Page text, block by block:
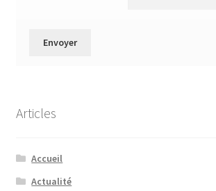
Articles
Accueil
Actualité